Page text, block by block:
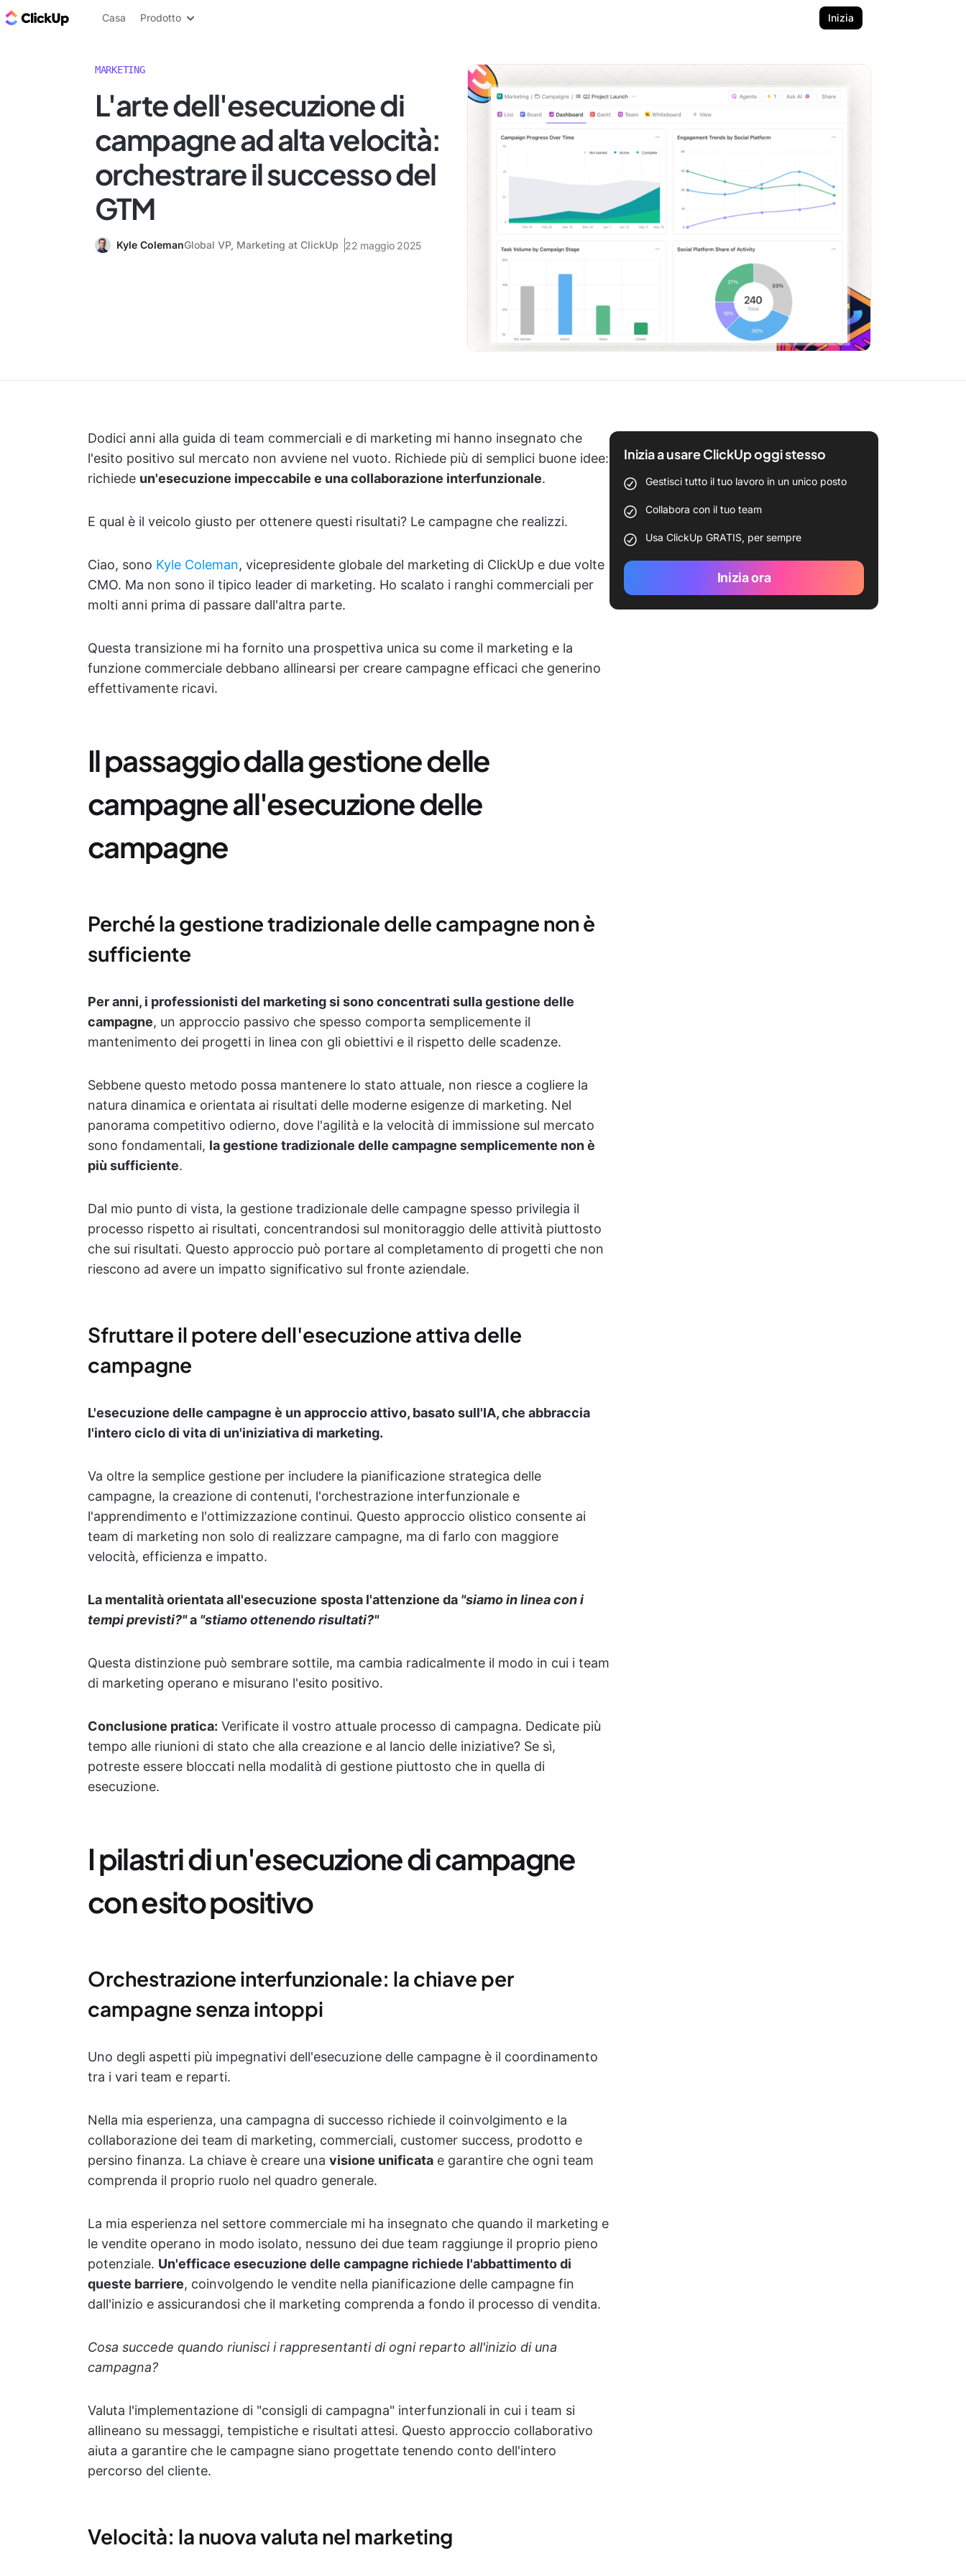
Blog di ClickUp
Casa Prodotto Inizia
MARKETING
L'arte dell'esecuzione di
campagne ad alta velocità:
orchestrare il successo del
GTM
Kyle ColemanGlobal VP, Marketing at ClickUp 22 maggio 2025
Dodici anni alla guida di team commerciali e di marketing mi hanno insegnato che
l'esito positivo sul mercato non avviene nel vuoto. Richiede più di semplici buone idee:
richiede un'esecuzione impeccabile e una collaborazione interfunzionale.
E qual è il veicolo giusto per ottenere questi risultati? Le campagne che realizzi.
Ciao, sono Kyle Coleman, vicepresidente globale del marketing di ClickUp e due volte
CMO. Ma non sono il tipico leader di marketing. Ho scalato i ranghi commerciali per
molti anni prima di passare dall'altra parte.
Questa transizione mi ha fornito una prospettiva unica su come il marketing e la
funzione commerciale debbano allinearsi per creare campagne efficaci che generino
effettivamente ricavi.
Il passaggio dalla gestione delle
campagne all'esecuzione delle
campagne
Perché la gestione tradizionale delle campagne non è
sufficiente
Per anni, i professionisti del marketing si sono concentrati sulla gestione delle
campagne, un approccio passivo che spesso comporta semplicemente il
mantenimento dei progetti in linea con gli obiettivi e il rispetto delle scadenze.
Sebbene questo metodo possa mantenere lo stato attuale, non riesce a cogliere la
natura dinamica e orientata ai risultati delle moderne esigenze di marketing. Nel
panorama competitivo odierno, dove l'agilità e la velocità di immissione sul mercato
sono fondamentali, la gestione tradizionale delle campagne semplicemente non è
più sufficiente.
Dal mio punto di vista, la gestione tradizionale delle campagne spesso privilegia il
processo rispetto ai risultati, concentrandosi sul monitoraggio delle attività piuttosto
che sui risultati. Questo approccio può portare al completamento di progetti che non
riescono ad avere un impatto significativo sul fronte aziendale.
Sfruttare il potere dell'esecuzione attiva delle
campagne
L'esecuzione delle campagne è un approccio attivo, basato sull'IA, che abbraccia
l'intero ciclo di vita di un'iniziativa di marketing.
Va oltre la semplice gestione per includere la pianificazione strategica delle
campagne, la creazione di contenuti, l'orchestrazione interfunzionale e
l'apprendimento e l'ottimizzazione continui. Questo approccio olistico consente ai
team di marketing non solo di realizzare campagne, ma di farlo con maggiore
velocità, efficienza e impatto.
La mentalità orientata all'esecuzione sposta l'attenzione da "siamo in linea con i
tempi previsti?"a "stiamo ottenendo risultati?"
Questa distinzione può sembrare sottile, ma cambia radicalmente il modo in cui i team
di marketing operano e misurano l'esito positivo.
Conclusione pratica: Verificate il vostro attuale processo di campagna. Dedicate più
tempo alle riunioni di stato che alla creazione e al lancio delle iniziative? Se sì,
potreste essere bloccati nella modalità di gestione piuttosto che in quella di
esecuzione.
I pilastri di un'esecuzione di campagne
con esito positivo
Orchestrazione interfunzionale: la chiave per
campagne senza intoppi
Uno degli aspetti più impegnativi dell'esecuzione delle campagne è il coordinamento
tra i vari team e reparti.
Nella mia esperienza, una campagna di successo richiede il coinvolgimento e la
collaborazione dei team di marketing, commerciali, customer success, prodotto e
persino finanza. La chiave è creare una visione unificata e garantire che ogni team
comprenda il proprio ruolo nel quadro generale.
La mia esperienza nel settore commerciale mi ha insegnato che quando il marketing e
le vendite operano in modo isolato, nessuno dei due team raggiunge il proprio pieno
potenziale. Un'efficace esecuzione delle campagne richiede l'abbattimento di
queste barriere, coinvolgendo le vendite nella pianificazione delle campagne fin
dall'inizio e assicurandosi che il marketing comprenda a fondo il processo di vendita.
Cosa succede quando riunisci i rappresentanti di ogni reparto all'inizio di una
campagna?
Valuta l'implementazione di "consigli di campagna" interfunzionali in cui i team si
allineano su messaggi, tempistiche e risultati attesi. Questo approccio collaborativo
aiuta a garantire che le campagne siano progettate tenendo conto dell'intero
percorso del cliente.
Velocità: la nuova valuta nel marketing
Inizia a usare ClickUp oggi stesso
Gestisci tutto il tuo lavoro in un unico posto
Collabora con il tuo team
Usa ClickUp GRATIS, per sempre
Inizia ora